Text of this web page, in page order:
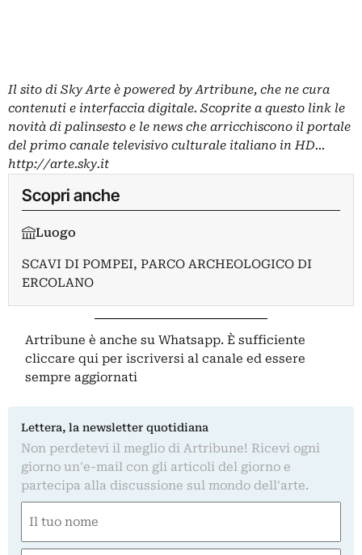
Il sito di Sky Arte è powered by Artribune, che ne cura
contenuti e interfaccia digitale. Scoprite a questo link le
novità di palinsesto e le news che arricchiscono il portale
del primo canale televisivo culturale italiano in HD…
http://arte.sky.it
Scopri anche
Luogo
SCAVI DI POMPEI, PARCO ARCHEOLOGICO DI
ERCOLANO
Artribune è anche su Whatsapp. È sufficiente
cliccare qui per iscriversi al canale ed essere
sempre aggiornati
Lettera, la newsletter quotidiana
Non perdetevi il meglio di Artribune! Ricevi ogni
giorno un'e-mail con gli articoli del giorno e
partecipa alla discussione sul mondo dell'arte.
(Required)